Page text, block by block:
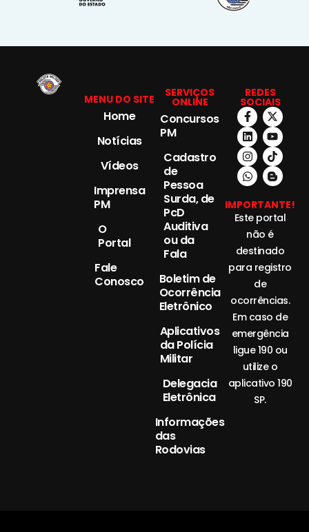
MENU DO SITE
Home
Notícias
Vídeos
Imprensa
PM
O
Portal
Fale
Conosco
SERVIÇOS
ONLINE
Concursos
PM
Cadastro
de
Pessoa
Surda, de
PcD
Auditiva
ou da
Fala
Boletim de
Ocorrência
Eletrônico
Aplicativos
da Polícia
Militar
Delegacia
Eletrônica
Informações
das
Rodovias
REDES
SOCIAIS
IMPORTANTE!
Este portal
não é
destinado
para registro
de
ocorrências.
Em caso de
emergência
ligue 190 ou
utilize o
aplicativo 190
SP.